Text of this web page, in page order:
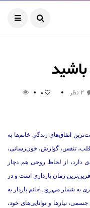
2 نظر 0
اتفاق‌هاي زندگي خانم‌ها به
تنفس، گوارش، خون‌رسانی،
دارد، از لحاظ روحی هم دچار
مشكل آفرين‌ترين زمان بارداري است و در
به شمار مي‌رود. خانم باردار به
نیازها و توانایی‌های خود،